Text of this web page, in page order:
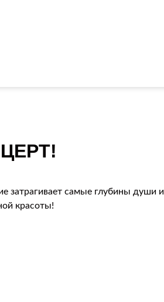
затрагивает самые глубины души и
красоты!